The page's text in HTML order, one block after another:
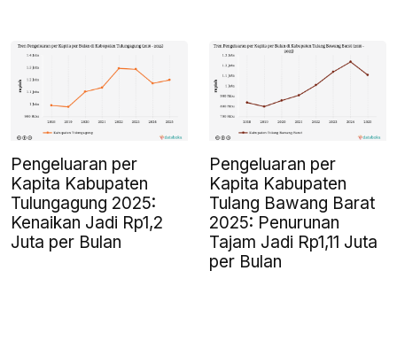
Pengeluaran per
Kapita Kabupaten
Tulungagung 2025:
Kenaikan Jadi Rp1,2
Juta per Bulan
Pengeluaran per
Kapita Kabupaten
Tulang Bawang Barat
2025: Penurunan
Tajam Jadi Rp1,11 Juta
per Bulan